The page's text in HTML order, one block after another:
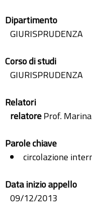
Dipartimento
GIURISPRUDENZA
Corso di studi
GIURISPRUDENZA
Relatori
relatoreProf.
Parole chiave
circolazione
Data inizio appello
09/12/2013